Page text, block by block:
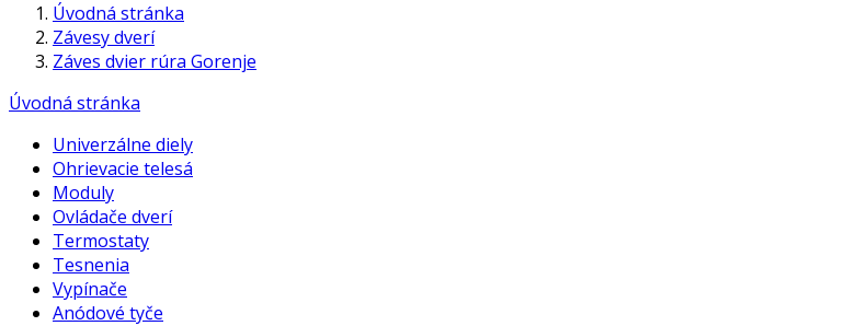
Úvodná stránka
Závesy dverí
Záves dvier rúra Gorenje
Úvodná stránka
Univerzálne diely
Ohrievacie telesá
Moduly
Ovládače dverí
Termostaty
Tesnenia
Vypínače
Anódové tyče